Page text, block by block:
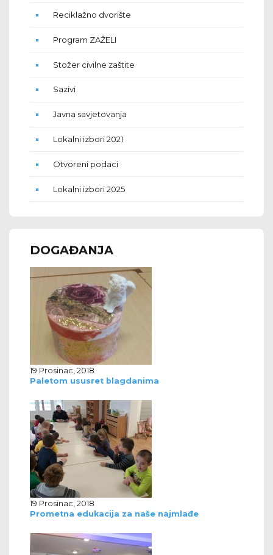
Reciklažno dvorište
Program ZAŽELI
Stožer civilne zaštite
Sazivi
Javna savjetovanja
Lokalni izbori 2021
Otvoreni podaci
Lokalni izbori 2025
DOGAĐANJA
19 Prosinac, 2018
Paletom ususret blagdanima
19 Prosinac, 2018
Prometna edukacija za naše najmlađe